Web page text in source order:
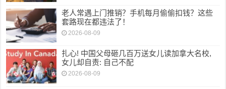
老人常遇上门推销？手机每月偷偷扣钱？这些
套路现在都违法了！
2026-08-09
扎心! 中国父母砸几百万送女儿读加拿大名校,
女儿却自责: 自己不配
2026-08-09